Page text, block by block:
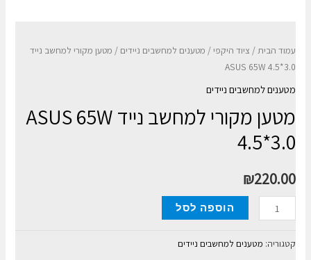
עמוד הבית/ ציוד היקפי/ מטענים למחשבים ניידים / מטען מקורי למחשב נייד
ASUS 65W 4.5*3.0
מטענים למחשבים ניידים
מטען מקורי למחשב נייד ASUS 65W
4.5*3.0
₪220.00
כמות
של
מטען
הוספה לסל
קטגוריה: מטענים למחשבים ניידים